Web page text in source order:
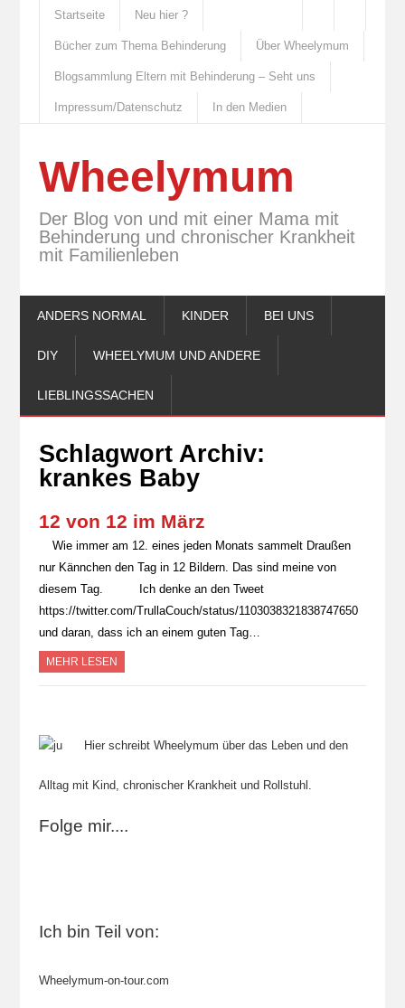
Startseite Neu hier ?
Bücher zum Thema Behinderung Über Wheelymum
Blogsammlung Eltern mit Behinderung – Seht uns
Impressum/Datenschutz In den Medien
Wheelymum
Der Blog von und mit einer Mama mit
Behinderung und chronischer Krankheit
mit Familienleben
ANDERS NORMAL KINDER BEI UNS
DIY WHEELYMUM UND ANDERE
LIEBLINGSSACHEN
Schlagwort Archiv:
krankes Baby
12 von 12 im März
Wie immer am 12. eines jeden Monats sammelt Draußen
nur Kännchen den Tag in 12 Bildern. Das sind meine von
diesem Tag. Ich denke an den Tweet
https://twitter.com/TrullaCouch/status/1103038321838747650
und daran, dass ich an einem guten Tag…
MEHR LESEN
Hier schreibt Wheelymum über das Leben und den
Alltag mit Kind, chronischer Krankheit und Rollstuhl.
Folge mir....
Ich bin Teil von:
Wheelymum-on-tour.com